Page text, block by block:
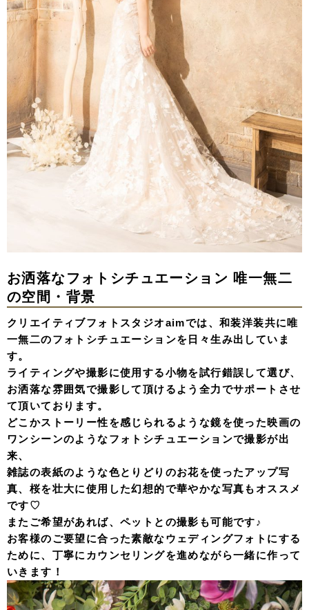
お洒落なフォトシチュエーション 唯一無二
の空間・背景
クリエイティブフォトスタジオaimでは、和装洋装共に唯
一無二のフォトシチュエーションを日々生み出していま
す。
ライティングや撮影に使用する小物を試行錯誤して選び、
お洒落な雰囲気で撮影して頂けるよう全力でサポートさせ
て頂いております。
どこかストーリー性を感じられるような鏡を使った映画の
ワンシーンのようなフォトシチュエーションで撮影が出
来、
雑誌の表紙のような色とりどりのお花を使ったアップ写
真、桜を壮大に使用した幻想的で華やかな写真もオススメ
です♡
またご希望があれば、ペットとの撮影も可能です♪
お客様のご要望に合った素敵なウェディングフォトにする
ために、丁寧にカウンセリングを進めながら一緒に作って
いきます！